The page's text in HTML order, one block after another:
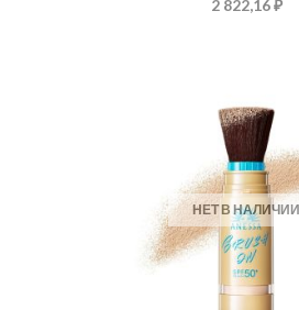
2 822,16 ₽
НЕТ В НАЛИЧИИ